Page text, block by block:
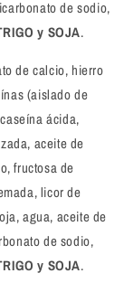
de sodio,
y SOJA.
de calcio, hierro
(aislado de
ácida,
aceite de
fructosa de
licor de
agua, aceite de
de sodio,
y SOJA.